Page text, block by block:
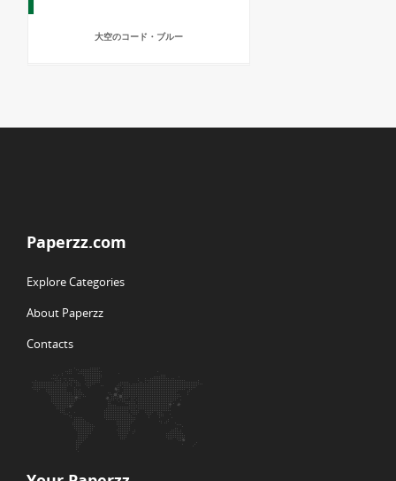
大空のコード・ブルー
Paperzz.com
Explore Categories
About Paperzz
Contacts